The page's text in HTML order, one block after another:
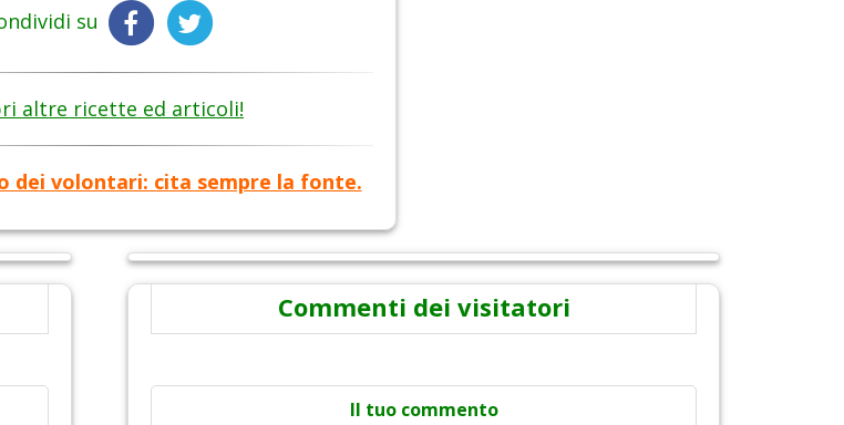
su
altre ricette ed articoli!
dei volontari: cita sempre la fonte.
Commenti dei visitatori
Il tuo commento